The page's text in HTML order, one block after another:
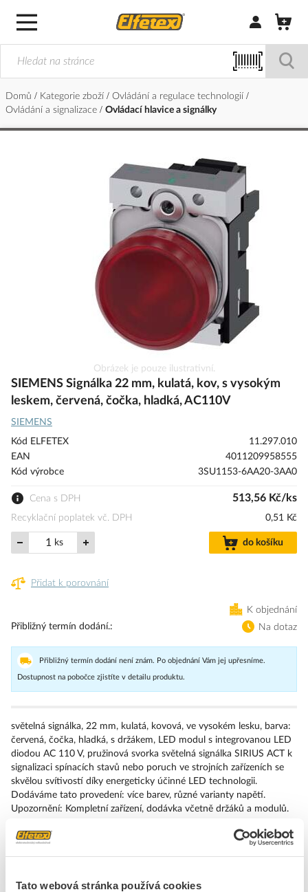
Tato webová stránka používá cookies
Přihlásit/
Domů Kategorie zboží
Ovládání a regulace technologií
Ovládání a signalizace
Ovládací hlavice a signálky
na
začátek
s
obrázky
Obrázek je pouze ilustrativní.
SIEMENS Signálka 22 mm, kulatá, kov, s vysokým
leskem, červená, čočka, hladká, AC110V
SIEMENS
Kód ELFETEX
11.297.010
EAN
4011209958555
Kód výrobce
3SU1153-6AA20-3AA0
Cena s DPH 513,56 Kč/ks
Recyklační poplatek vč. DPH 0,51 Kč
ks do košíku
Přidat k porovnání
K objednání
Přibližný termín dodání.
Na dotaz
Přibližný termín dodání není znám. Po objednání Vám jej upřesníme.
Dostupnost na pobočce zjistíte v detailu produktu.
světelná signálka, 22 mm, kulatá, kovová, ve vysokém lesku, barva:
červená, čočka, hladká, s držákem, LED modul s integrovanou LED
diodou AC 110 V, pružinová svorka světelná signálka SIRIUS ACT k
signalizaci spínacích stavů nebo poruch ve strojních zařízeních se
skvělou svítivostí díky energeticky účinné LED technologii.
Dodáváme tato provedení: více barev, různé varianty napětí.
Upozornění: Kompletní zařízení, dodávka včetně držáků a modulů.
Značka
Kontrolky, kompletní jednotky